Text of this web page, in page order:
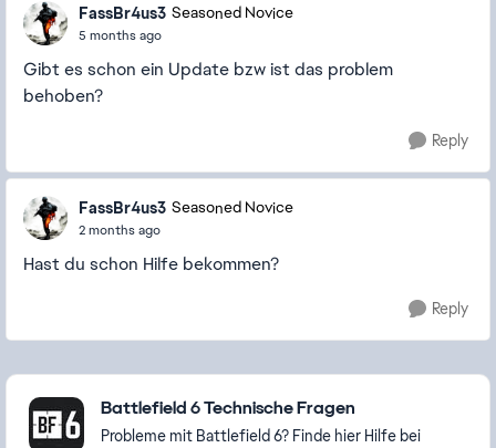
FassBr4us3 Seasoned Novice
5 months ago
Gibt es schon ein Update bzw ist das problem
behoben?
Reply
FassBr4us3 Seasoned Novice
2 months ago
Hast du schon Hilfe bekommen?
Reply
Featured Places
Battlefield 6 Technische Fragen
Probleme mit Battlefield 6? Finde hier Hilfe bei